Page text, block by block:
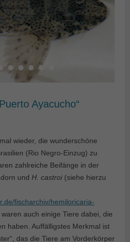
Ayacucho“
wieder, die wunderschöne
(Rio Negro-Einzug) zu
zahlreiche Beifänge in der
und H. castroi(siehe hierzu
fischarchiv/hemiloricaria-
auch einige Tiere dabei, die
haben. Auffälligstes Merkmal ist
das die Tiere am Vorderkörper